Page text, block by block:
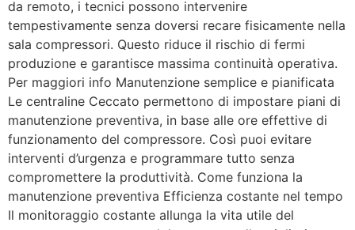
da remoto, i tecnici possono intervenire
tempestivamente senza doversi recare fisicamente nella
sala compressori. Questo riduce il rischio di fermi
produzione e garantisce massima continuità operativa.
Per maggiori info Manutenzione semplice e pianificata
Le centraline Ceccato permettono di impostare piani di
manutenzione preventiva, in base alle ore effettive di
funzionamento del compressore. Così puoi evitare
interventi d’urgenza e programmare tutto senza
compromettere la produttività. Come funziona la
manutenzione preventiva Efficienza costante nel tempo
Il monitoraggio costante allunga la vita utile del